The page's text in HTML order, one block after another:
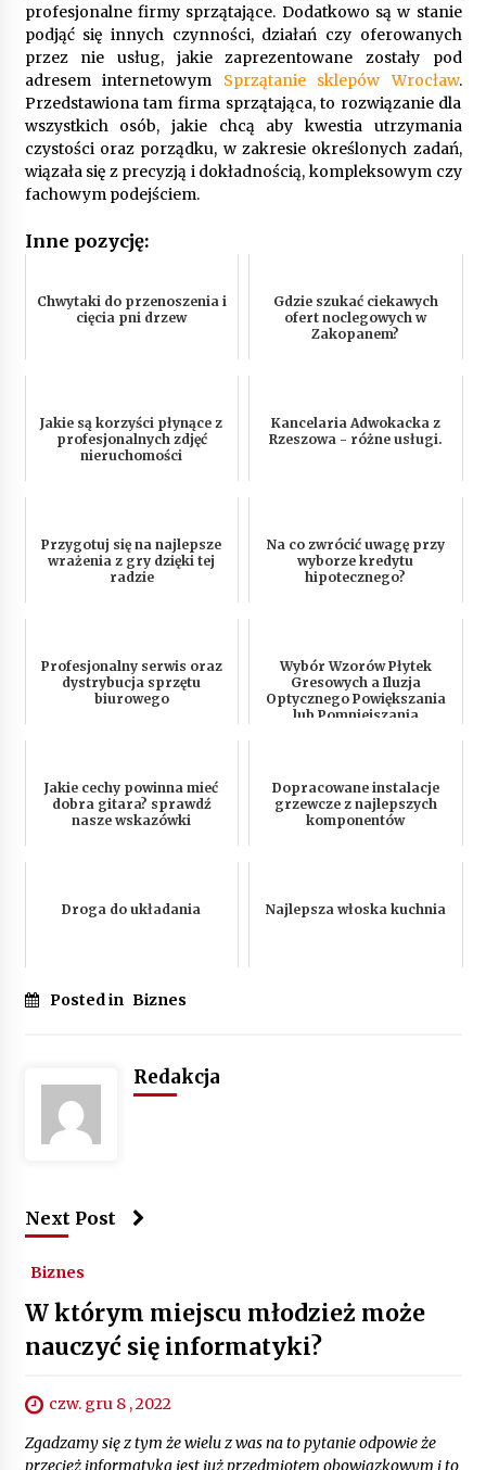
profesjonalne firmy sprzątające. Dodatkowo są w stanie
podjąć się innych czynności, działań czy oferowanych
przez nie usług, jakie zaprezentowane zostały pod
adresem internetowym Sprzątanie sklepów Wrocław.
Przedstawiona tam firma sprzątająca, to rozwiązanie dla
wszystkich osób, jakie chcą aby kwestia utrzymania
czystości oraz porządku, w zakresie określonych zadań,
wiązała się z precyzją i dokładnością, kompleksowym czy
fachowym podejściem.
Inne pozycję:
Chwytaki do przenoszenia i
cięcia pni drzew
Gdzie szukać ciekawych
ofert noclegowych w
Zakopanem?
Jakie są korzyści płynące z
profesjonalnych zdjęć
nieruchomości
Kancelaria Adwokacka z
Rzeszowa - różne usługi.
Przygotuj się na najlepsze
wrażenia z gry dzięki tej
radzie
Na co zwrócić uwagę przy
wyborze kredytu
hipotecznego?
Profesjonalny serwis oraz
dystrybucja sprzętu
biurowego
Wybór Wzorów Płytek
Gresowych a Iluzja
Optycznego Powiększania
lub Pomniejszania
Jakie cechy powinna mieć
dobra gitara? sprawdź
nasze wskazówki
Dopracowane instalacje
grzewcze z najlepszych
komponentów
Droga do układania Najlepsza włoska kuchnia
Posted in Biznes
Redakcja
Next Post
Biznes
W którym miejscu młodzież może
nauczyć się informatyki?
czw. gru 8 , 2022
Zgadzamy się z tym że wielu z was na to pytanie odpowie że
przecież informatyka jest już przedmiotem obowiązkowym i to